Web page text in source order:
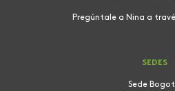
Pregúntale a Nina a
SEDES
Sede